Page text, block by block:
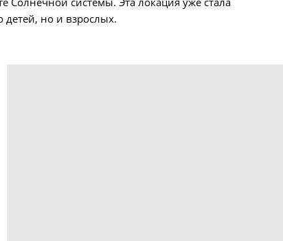
но и взрослых.